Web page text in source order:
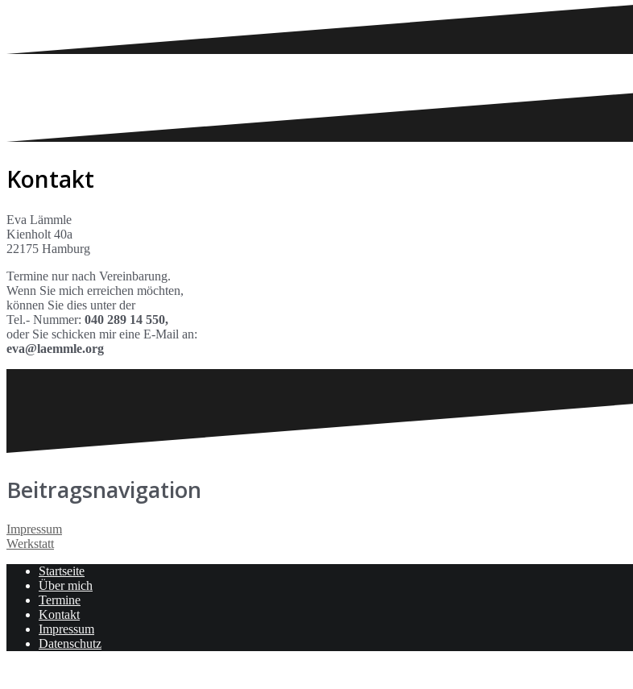
Kontakt
Eva Lämmle
Kienholt 40a
22175 Hamburg
Termine nur nach Vereinbarung.
Wenn Sie mich erreichen möchten,
können Sie dies unter der
Tel.- Nummer: 040 289 14 550,
oder Sie schicken mir eine E-Mail an:
eva@laemmle.org
Beitragsnavigation
Impressum
Werkstatt
Startseite
Über mich
Termine
Kontakt
Impressum
Datenschutz